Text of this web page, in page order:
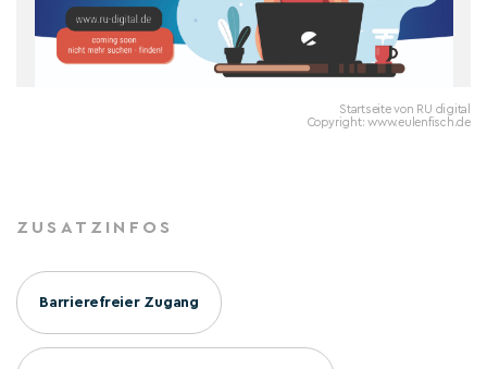
Startseite von RU digital
Copyright: www.eulenfisch.de
ZUSATZINFOS
Barrierefreier Zugang